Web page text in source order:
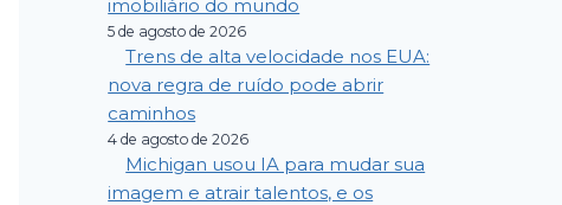
imobiliário do mundo
5 de agosto de 2026
Trens de alta velocidade nos EUA:
nova regra de ruído pode abrir
caminhos
4 de agosto de 2026
Michigan usou IA para mudar sua
imagem e atrair talentos, e os